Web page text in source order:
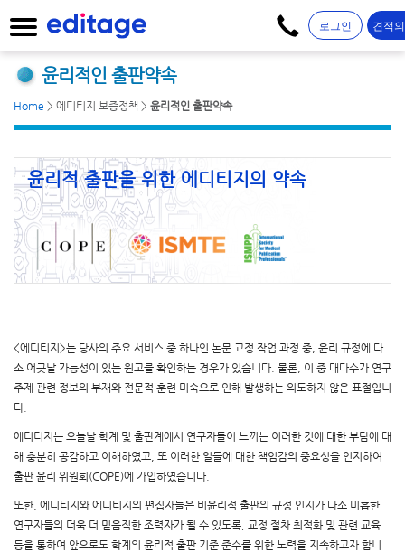
로그인 견적
윤리적인 출판약속
Home > 에디티지 보증정책 > 윤리적인 출판약속
윤리적 출판을 위한에디티지의 약속
<에디티지>는 당사의 주요 서비스 중 하나인 논문 교정 작업 과정 중, 윤리 규정에 다
소 어긋날 가능성이 있는 원고를 확인하는 경우가 있습니다. 물론, 이 중 대다수가 연구
주제 관련 정보의 부재와 전문적 훈련 미숙으로 인해 발생하는 의도하지 않은 표절입니
다.
에디티지는 오늘날 학계 및 출판계에서 연구자들이 느끼는 이러한 것에 대한 부담에 대
해 충분히 공감하고 이해하였고, 또 이러한 일들에 대한 책임감의 중요성을 인지하여
출판 윤리 위원회(COPE)에 가입하였습니다.
또한, 에디티지와 에디티지의 편집자들은 비윤리적 출판의 규정 인지가 다소 미흡한
연구자들의 더욱 더 믿음직한 조력자가 될 수 있도록, 교정 절차 최적화 및 관련 교육
등을 통하여 앞으로도 학계의 윤리적 출판 기준 준수를 위한 노력을 지속하고자 합니